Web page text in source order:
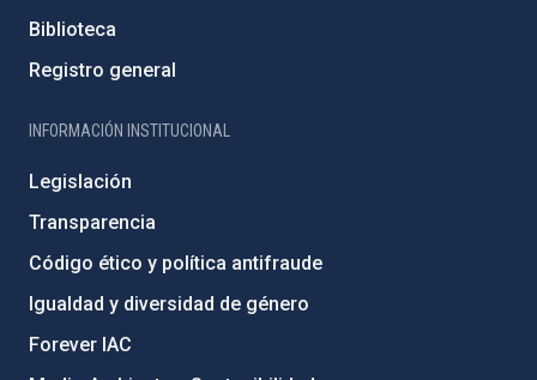
Biblioteca
Registro general
INFORMACIÓN INSTITUCIONAL
Legislación
Transparencia
Código ético y política antifraude
Igualdad y diversidad de género
Forever IAC